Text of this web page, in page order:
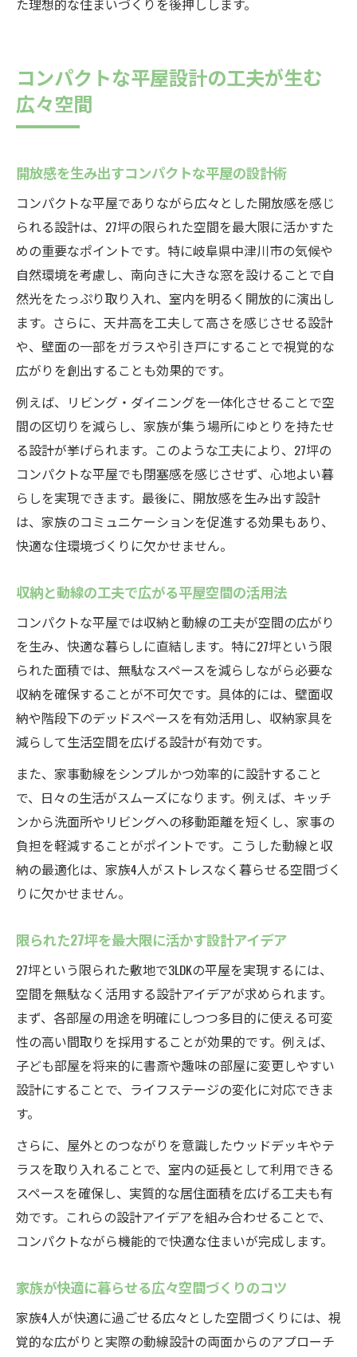
た理想的な住まいづくりを後押しします。
コンパクトな平屋設計の工夫が生む
広々空間
開放感を生み出すコンパクトな平屋の設計術
コンパクトな平屋でありながら広々とした開放感を感じ
られる設計は、27坪の限られた空間を最大限に活かすた
めの重要なポイントです。特に岐阜県中津川市の気候や
自然環境を考慮し、南向きに大きな窓を設けることで自
然光をたっぷり取り入れ、室内を明るく開放的に演出し
ます。さらに、天井高を工夫して高さを感じさせる設計
や、壁面の一部をガラスや引き戸にすることで視覚的な
広がりを創出することも効果的です。
例えば、リビング・ダイニングを一体化させることで空
間の区切りを減らし、家族が集う場所にゆとりを持たせ
る設計が挙げられます。このような工夫により、27坪の
コンパクトな平屋でも閉塞感を感じさせず、心地よい暮
らしを実現できます。最後に、開放感を生み出す設計
は、家族のコミュニケーションを促進する効果もあり、
快適な住環境づくりに欠かせません。
収納と動線の工夫で広がる平屋空間の活用法
コンパクトな平屋では収納と動線の工夫が空間の広がり
を生み、快適な暮らしに直結します。特に27坪という限
られた面積では、無駄なスペースを減らしながら必要な
収納を確保することが不可欠です。具体的には、壁面収
納や階段下のデッドスペースを有効活用し、収納家具を
減らして生活空間を広げる設計が有効です。
また、家事動線をシンプルかつ効率的に設計すること
で、日々の生活がスムーズになります。例えば、キッチ
ンから洗面所やリビングへの移動距離を短くし、家事の
負担を軽減することがポイントです。こうした動線と収
納の最適化は、家族4人がストレスなく暮らせる空間づく
りに欠かせません。
限られた27坪を最大限に活かす設計アイデア
27坪という限られた敷地で3LDKの平屋を実現するには、
空間を無駄なく活用する設計アイデアが求められます。
まず、各部屋の用途を明確にしつつ多目的に使える可変
性の高い間取りを採用することが効果的です。例えば、
子ども部屋を将来的に書斎や趣味の部屋に変更しやすい
設計にすることで、ライフステージの変化に対応できま
す。
さらに、屋外とのつながりを意識したウッドデッキやテ
ラスを取り入れることで、室内の延長として利用できる
スペースを確保し、実質的な居住面積を広げる工夫も有
効です。これらの設計アイデアを組み合わせることで、
コンパクトながら機能的で快適な住まいが完成します。
家族が快適に暮らせる広々空間づくりのコツ
家族4人が快適に過ごせる広々とした空間づくりには、視
覚的な広がりと実際の動線設計の両面からのアプローチ